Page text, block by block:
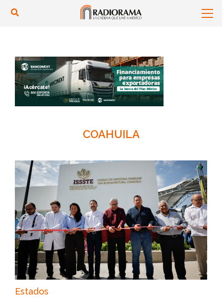
COAHUILA
Estados